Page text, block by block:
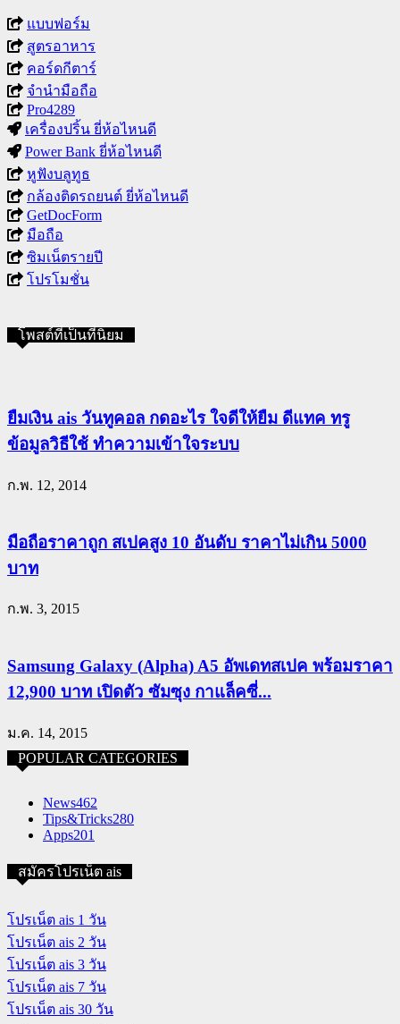
แบบฟอร์ม
สูตรอาหาร
คอร์ดกีตาร์
จำนำมือถือ
Pro4289
เครื่องปริ้น ยี่ห้อไหนดี
Power Bank ยี่ห้อไหนดี
หูฟังบลูทูธ
กล้องติดรถยนต์ ยี่ห้อไหนดี
GetDocForm
มือถือ
ซิมเน็ตรายปี
โปรโมชั่น
โพสต์ที่เป็นที่นิยม
ยืมเงิน ais วันทูคอล กดอะไร ใจดีให้ยืม ดีแทค ทรู
ข้อมูลวิธีใช้ ทำความเข้าใจระบบ
ก.พ. 12, 2014
มือถือราคาถูก สเปคสูง 10 อันดับ ราคาไม่เกิน 5000
บาท
ก.พ. 3, 2015
Samsung Galaxy (Alpha) A5 อัพเดทสเปค พร้อมราคา
12,900 บาท เปิดตัว ซัมซุง กาแล็คซี่...
ม.ค. 14, 2015
POPULAR CATEGORIES
News462
Tips&Tricks280
Apps201
สมัครโปรเน็ต ais
โปรเน็ต ais 1 วัน
โปรเน็ต ais 2 วัน
โปรเน็ต ais 3 วัน
โปรเน็ต ais 7 วัน
โปรเน็ต ais 30 วัน